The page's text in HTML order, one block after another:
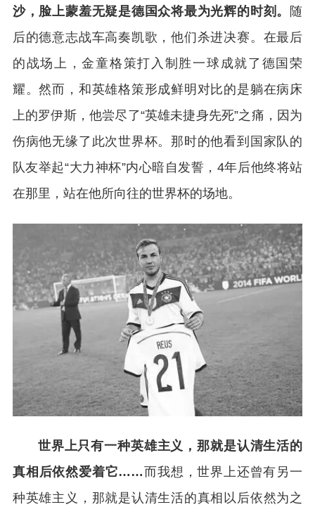
沙，脸上蒙羞无疑是德国众将最为光辉的时刻。 随
后的德意志战车高奏凯歌，他们杀进决赛。在最后
的战场上，金童格策打入制胜一球成就了德国荣
耀。然而，和英雄格策形成鲜明对比的是躺在病床
上的罗伊斯，他尝尽了“英雄未捷身先死”之痛，因为
伤病他无缘了此次世界杯。那时的他看到国家队的
队友举起“大力神杯”内心暗自发誓，4年后他终将站
在那里，站在他所向往的世界杯的场地。
世界上只有一种英雄主义，那就是认清生活的
真相后依然爱着它……而我想，世界上还曾有另一
种英雄主义，那就是认清生活的真相以后依然为之